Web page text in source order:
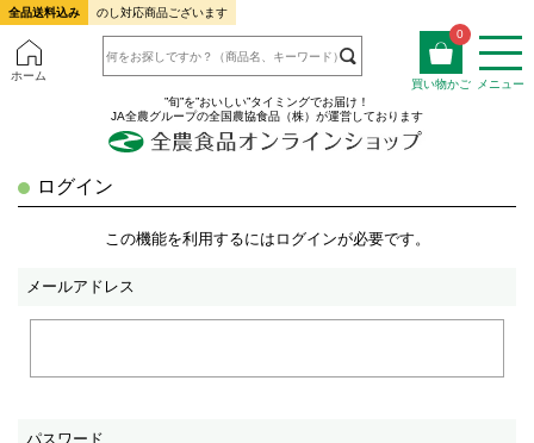
全品送料込み のし対応商品ございます
ホーム
0
買い物かご
メニュー
”旬”を”おいしい”タイミングでお届け！
JA全農グループの全国農協食品（株）が運営しております
ログイン
この機能を利用するにはログインが必要です。
メールアドレス
パスワード